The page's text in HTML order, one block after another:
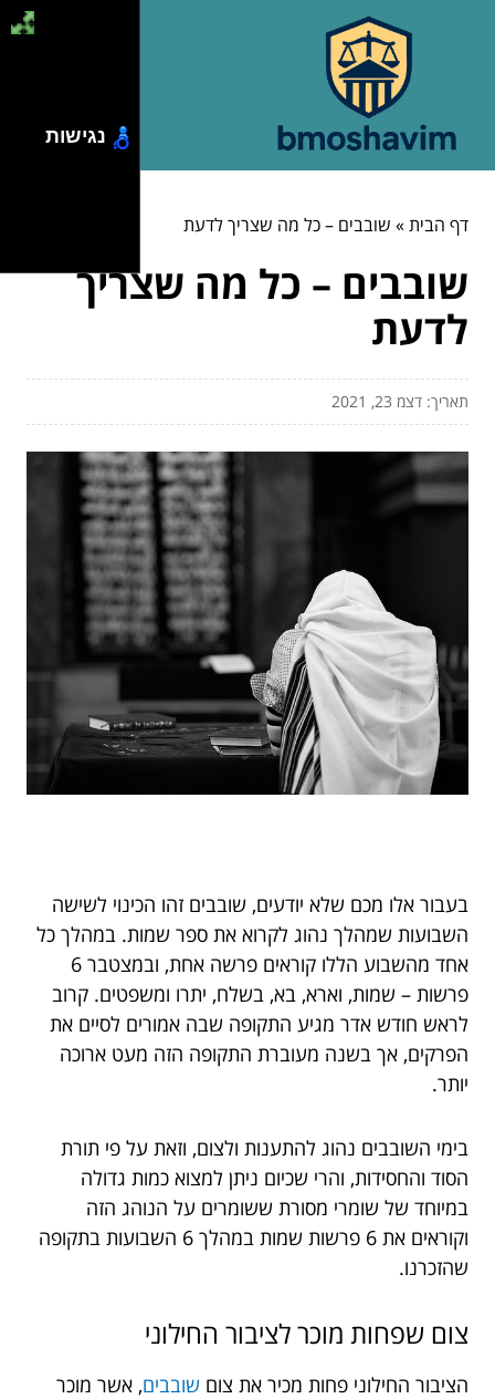
דף הבית» שובבים – כל מה שצריך לדעת
שובבים – כל מה שצריך
לדעת
תאריך: דצמ 23, 2021
בעבור אלו מכם שלא יודעים, שובבים זהו הכינוי לשישה
השבועות שמהלך נהוג לקרוא את ספר שמות. במהלך כל
אחד מהשבוע הללו קוראים פרשה אחת, ובמצטבר 6
פרשות – שמות, וארא, בא, בשלח, יתרו ומשפטים. קרוב
לראש חודש אדר מגיע התקופה שבה אמורים לסיים את
הפרקים, אך בשנה מעוברת התקופה הזה מעט ארוכה
יותר.
בימי השובבים נהוג להתענות ולצום, וזאת על פי תורת
הסוד והחסידות, והרי שכיום ניתן למצוא כמות גדולה
במיוחד של שומרי מסורת ששומרים על הנוהג הזה
וקוראים את 6 פרשות שמות במהלך 6 השבועות בתקופה
שהזכרנו.
צום שפחות מוכרלציבור החילוני
הציבור החילוני פחות מכיר את צום שובבים, אשר מוכר
נגישות